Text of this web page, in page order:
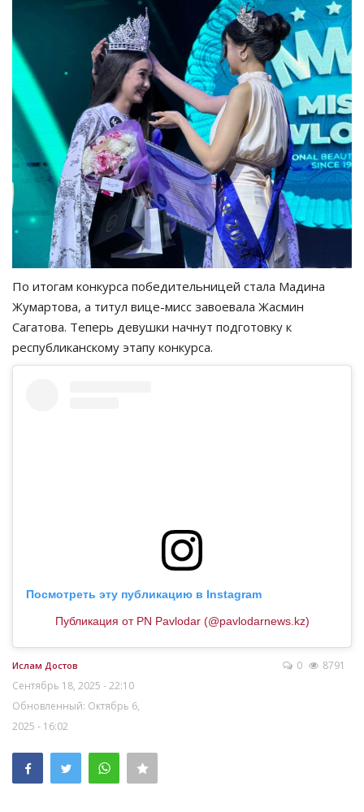
По итогам конкурса победительницей стала Мадина
Жумартова, а титул вице-мисс завоевала Жасмин
Сагатова. Теперь девушки начнут подготовку к
республиканскому этапу конкурса.
Посмотреть эту публикацию в Instagram
Публикация от PN Pavlodar (@pavlodarnews.kz)
Ислам Достов
Сентябрь 18, 2025 - 22:10
Обновленный: Октябрь 6,
2025 - 16:02
0 8791